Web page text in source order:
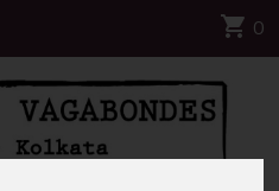
shopping_cart 0